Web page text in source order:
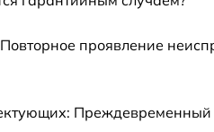
после попадания влаги
проявление
Преждевременный